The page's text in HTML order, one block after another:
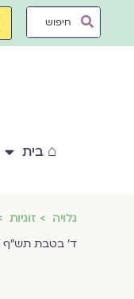
Search
⌂ בית
גלויה זוגיות
ד' בטבת תש"ף 1.1.2020